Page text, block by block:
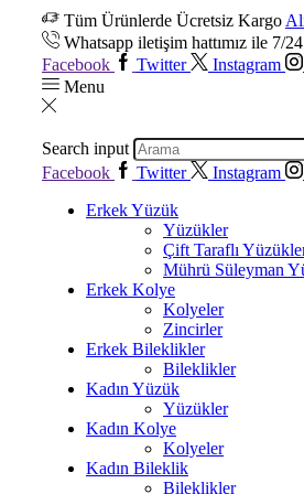
Tüm Ürünlerde Ücretsiz Kargo
Whatsapp iletişim hattımız ile 7/
Facebook
Twitter Instagram
Menu
Search input
Facebook Twitter Instagram
Erkek Yüzük
Yüzükler
Çift Taraflı
Mührü Süleyman
Erkek Kolye
Kolyeler
Zincirler
Erkek Bileklikler
Bileklikler
Kadın Yüzük
Yüzükler
Kadın Kolye
Kolyeler
Kadın Bileklik
Bileklikler